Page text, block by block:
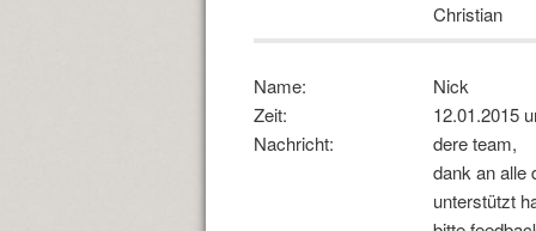
Christian
Name:
Nick
Zeit:
12.01.2015
Nachricht:
dere team,
dank an alle
unterstützt